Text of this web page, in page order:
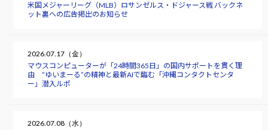
米国メジャーリーグ（MLB）ロサンゼルス・ドジャース戦 バックネ
ット裏への広告掲出のお知らせ
2026.07.17（金）
マウスコンピューターが「24時間365日」の国内サポートを貫く理
由 “ゆいまーる”の精神と最新AIで臨む「沖縄コンタクトセンタ
ー」潜入ルポ
2026.07.08（水）